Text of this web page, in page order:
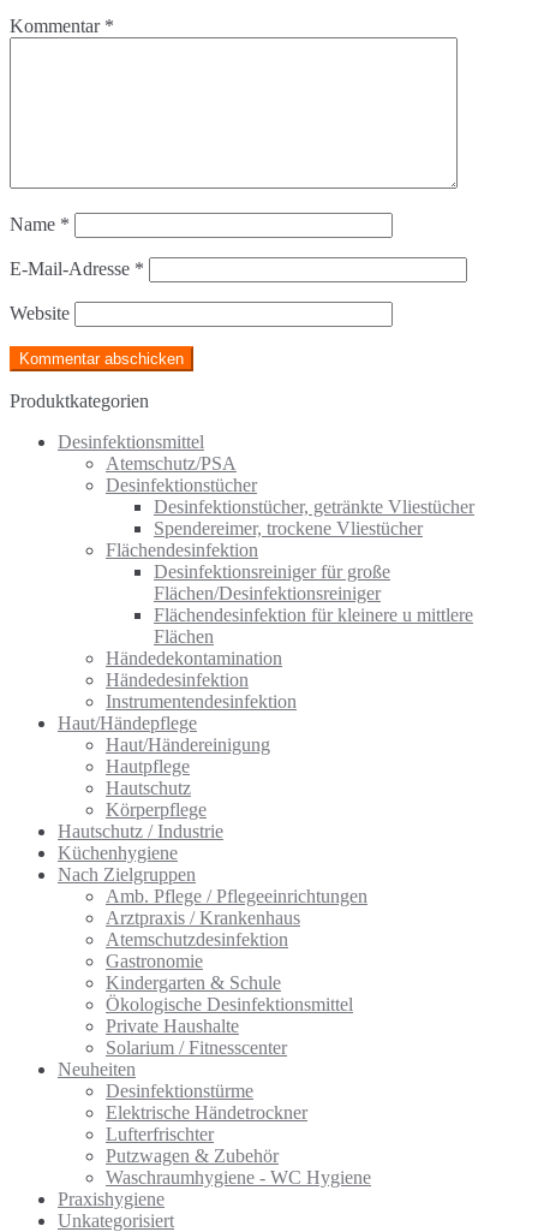
Kommentar *
Name *
E-Mail-Adresse *
Website
Produktkategorien
Desinfektionsmittel
Atemschutz/PSA
Desinfektionstücher
Desinfektionstücher, getränkte Vliestücher
Spendereimer, trockene Vliestücher
Flächendesinfektion
Desinfektionsreiniger für große
Flächen/Desinfektionsreiniger
Flächendesinfektion für kleinere u mittlere
Flächen
Händedekontamination
Händedesinfektion
Instrumentendesinfektion
Haut/Händepflege
Haut/Händereinigung
Hautpflege
Hautschutz
Körperpflege
Hautschutz / Industrie
Küchenhygiene
Nach Zielgruppen
Amb. Pflege / Pflegeeinrichtungen
Arztpraxis / Krankenhaus
Atemschutzdesinfektion
Gastronomie
Kindergarten & Schule
Ökologische Desinfektionsmittel
Private Haushalte
Solarium / Fitnesscenter
Neuheiten
Desinfektionstürme
Elektrische Händetrockner
Lufterfrischter
Putzwagen & Zubehör
Waschraumhygiene - WC Hygiene
Praxishygiene
Unkategorisiert